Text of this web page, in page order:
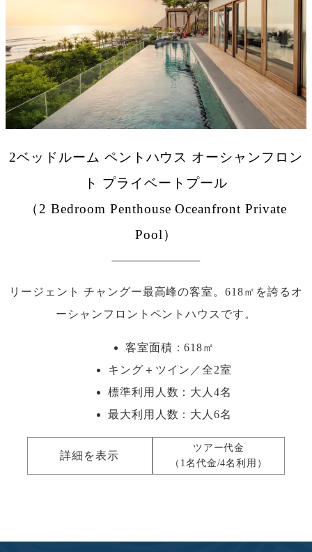
2ベッドルーム ペントハウス オーシャンフロン
ト プライベートプール
（2 Bedroom Penthouse Oceanfront Private
Pool）
リージェント チャングー最高峰の客室。618㎡を誇るオ
ーシャンフロントペントハウスです。
客室面積：618㎡
キング＋ツイン／全2室
標準利用人数： 大人4名
最大利用人数： 大人6名
詳細を表示
ツアー代金
（1名代金/4名利用）